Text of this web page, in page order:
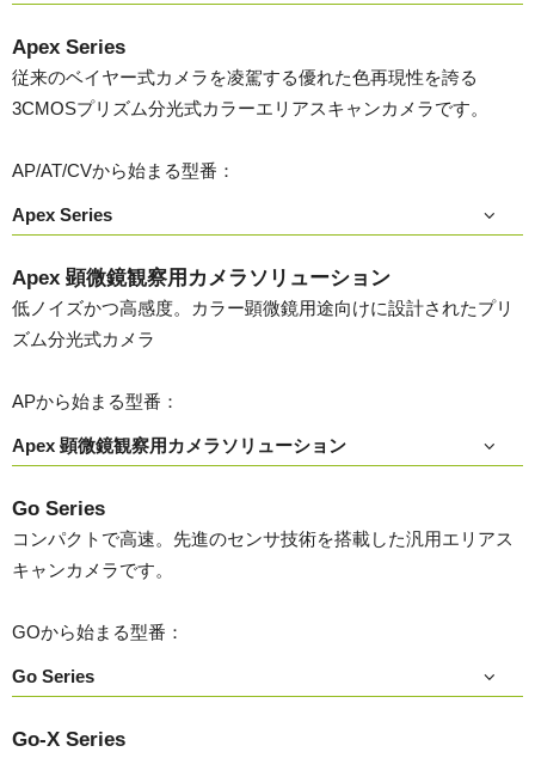
Apex Series
従来のベイヤー式カメラを凌駕する優れた色再現性を誇る
3CMOSプリズム分光式カラーエリアスキャンカメラです。
AP/AT/CVから始まる型番：
Apex Series
Apex 顕微鏡観察用カメラソリューション
低ノイズかつ高感度。カラー顕微鏡用途向けに設計されたプリ
ズム分光式カメラ
APから始まる型番：
Apex 顕微鏡観察用カメラソリューション
Go Series
コンパクトで高速。先進のセンサ技術を搭載した汎用エリアス
キャンカメラです。
GOから始まる型番：
Go Series
Go-X Series